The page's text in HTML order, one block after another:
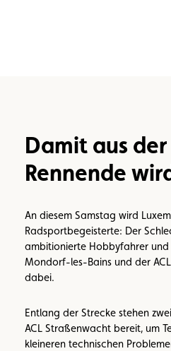
Damit aus
Rennende
An diesem Samstag wird
Radsportbegeisterte: Der
ambitionierte Hobbyfahrer
Mondorf-les-Bains und der
dabei.
Entlang der Strecke stehen
ACL Straßenwacht bereit, um
kleineren technischen